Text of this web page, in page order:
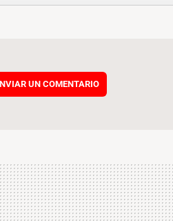
UN COMENTARIO